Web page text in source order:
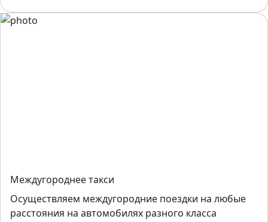
Междугороднее такси
Осуществляем междугородние поездки на любые
расстояния на автомобилях разного класса